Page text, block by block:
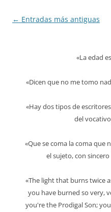
Navegación
← Entradas más antiguas
«La edad
«Dicen que no me tomo
«Hay dos tipos de
del
«Que se coma la coma que
el sujeto, con
«The light that burns twice
you have burned so very,
you're the Prodigal Son;